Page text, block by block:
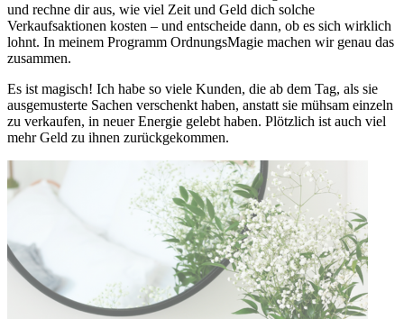
und rechne dir aus, wie viel Zeit und Geld dich solche
Verkaufsaktionen kosten – und entscheide dann, ob es sich wirklich
lohnt. In meinem Programm OrdnungsMagie machen wir genau das
zusammen.
Es ist magisch! Ich habe so viele Kunden, die ab dem Tag, als sie
ausgemusterte Sachen verschenkt haben, anstatt sie mühsam einzeln
zu verkaufen, in neuer Energie gelebt haben. Plötzlich ist auch viel
mehr Geld zu ihnen zurückgekommen.